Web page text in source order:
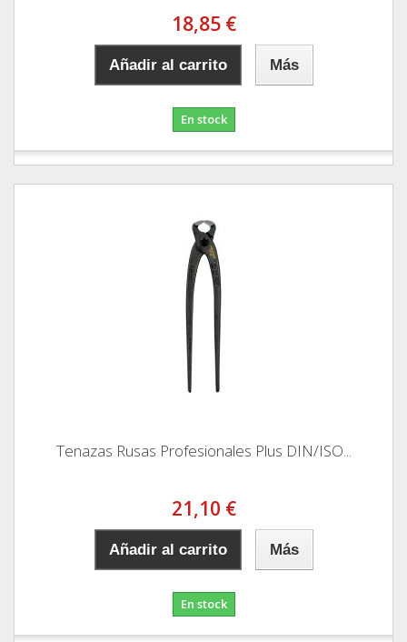
18,85 €
Añadir al carrito Más
En stock
Tenazas Rusas Profesionales Plus DIN/ISO...
21,10 €
Añadir al carrito Más
En stock